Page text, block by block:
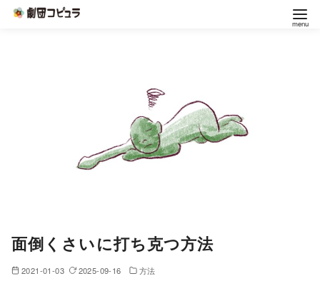
面倒くさいに打ち克つ方法
2021-01-03 2025-09-16 方法